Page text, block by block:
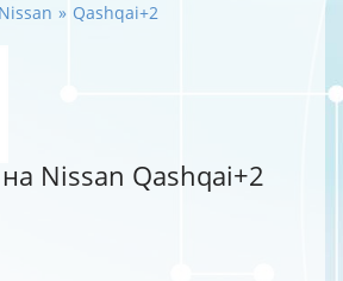
Nissan Qashqai+2
Nissan Qashqai+2